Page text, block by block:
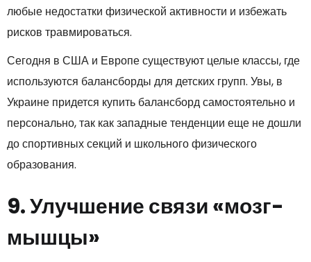
любые недостатки физической активности и избежать
рисков травмироваться.
Сегодня в США и Европе существуют целые классы, где
используются балансборды для детских групп. Увы, в
Украине придется купить балансборд самостоятельно и
персонально, так как западные тенденции еще не дошли
до спортивных секций и школьного физического
образования.
9. Улучшение связи «мозг-
мышцы»